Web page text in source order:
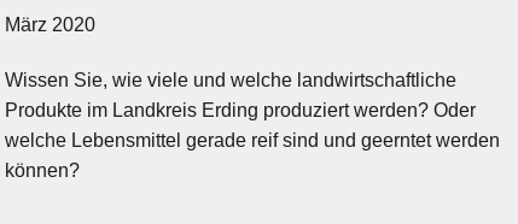
März 2020
Wissen Sie, wie viele und welche landwirtschaftliche
Produkte im Landkreis Erding produziert werden? Oder
welche Lebensmittel gerade reif sind und geerntet werden
können?